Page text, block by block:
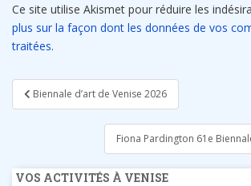
Ce site utilise Akismet pour réduire les
plus sur la façon dont les données de vos
traitées.
Navigation
de
Biennale d’art de Venise 2026
Fiona Pardington 61e
VOS ACTIVITÉS À VENISE